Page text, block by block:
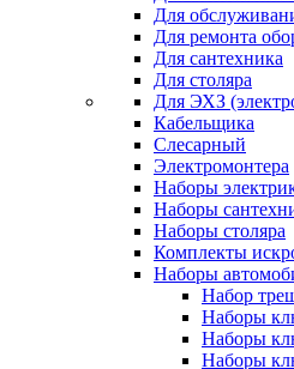
Для
Для ремонта
Для сантехника
Для столяра
Для ЭХЗ
Кабельщика
Слесарный
Электромонтера
Наборы
Наборы
Наборы столяра
Комплекты
Наборы
Набор
Наборы
Наборы
Наборы